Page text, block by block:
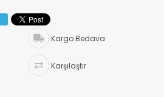
Kargo Bedava
Karşılaştır